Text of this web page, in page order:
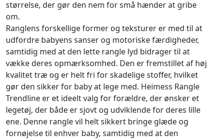
størrelse, der gør den nem for små hænder at gribe
om.
Ranglens forskellige former og teksturer er med til at
udfordre babyens sanser og motoriske færdigheder,
samtidig med at den lette rangle lyd bidrager til at
vække deres opmærksomhed. Den er fremstillet af høj
kvalitet træ og er helt fri for skadelige stoffer, hvilket
gør den sikker for baby at lege med. Heimess Rangle
Trendline er et ideelt valg for forældre, der ønsker et
legetøj, der både er sjovt og udviklende for deres lille
ene. Denne rangle vil helt sikkert bringe glæde og
fornøjelse til enhver baby, samtidig med at den